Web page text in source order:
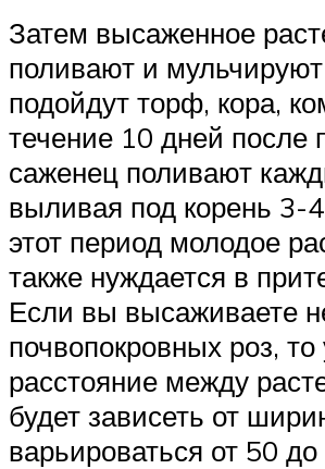
Затем высаженное
поливают и мульчируют
подойдут торф, кора,
течение 10 дней после
саженец поливают
выливая под корень 3-
этот период молодое
также нуждается в
Если вы высаживаете
почвопокровных роз, то
расстояние между
будет зависеть от
варьироваться от 50